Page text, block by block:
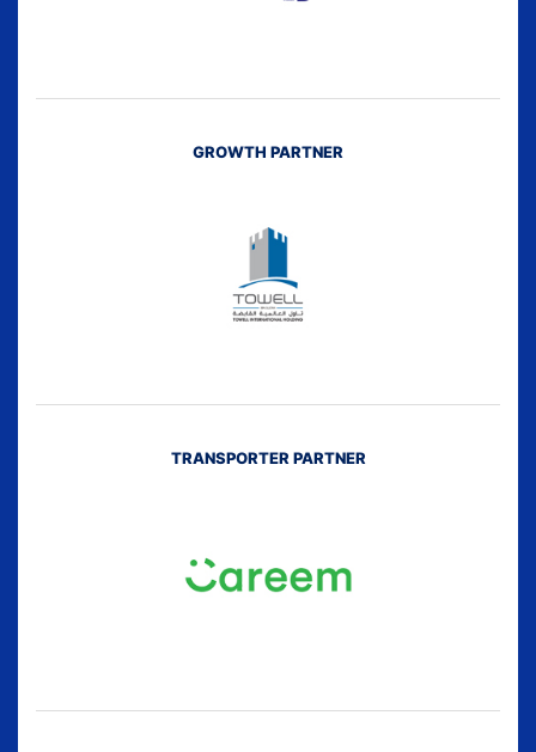
GROWTH PARTNER
TRANSPORTER PARTNER